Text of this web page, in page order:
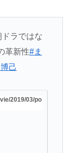
ドラではな
革新性#ま
己
2019/03/po